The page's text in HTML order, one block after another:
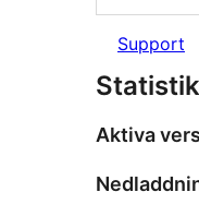
Support
Statistik
Aktiva